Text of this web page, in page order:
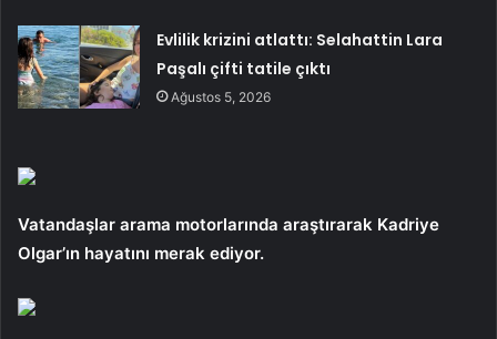
Evlilik krizini atlattı: Selahattin Lara
Paşalı çifti tatile çıktı
Ağustos 5, 2026
Vatandaşlar arama motorlarında araştırarak Kadriye
Olgar’ın hayatını merak ediyor.